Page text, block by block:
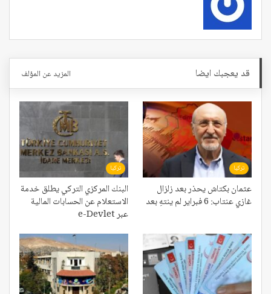
قد يعجبك ايضا المزيد عن المؤلف
تركيا
عثمان بكتاش يحذر بعد زلزال
غازي عنتاب: 6 فبراير لم ينتهِ بعد
تركيا
البنك المركزي التركي يطلق خدمة
الاستعلام عن الحسابات المالية
عبر e-Devlet